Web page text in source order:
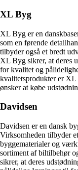
XL Byg
XL Byg er en
som en førende
tilbyder også et bredt
XL Byg sikrer, at deres
for kvalitet og
kvalitetsprodukter er
ønsker at købe
Davidsen
Davidsen er en dansk
Virksomheden tilbyder
byggematerialer og
sortiment af biltilbehør
sikrer, at deres